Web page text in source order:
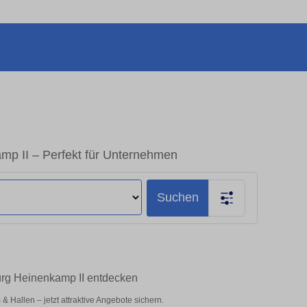
II – Perfekt für Unternehmen
Suchen
Heinenkamp II entdecken
Hallen – jetzt attraktive Angebote sichern.